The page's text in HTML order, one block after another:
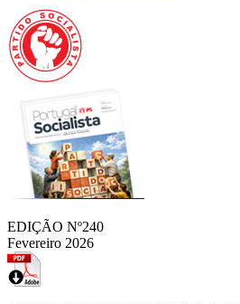
EDIÇÃO Nº240
Fevereiro 2026